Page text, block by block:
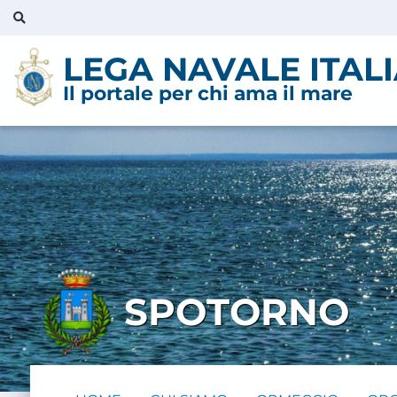
LEGA NAVALE
Il portale per chi ama il mare
SPOTORNO